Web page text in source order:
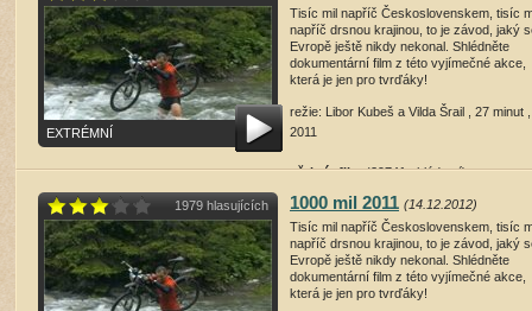
EXTRÉMNÍ
Tisíc mil napříč Československem, tisíc
napříč drsnou krajinou, to je závod, jaký
Evropě ještě nikdy nekonal. Shlédněte
dokumentární film z této vyjímečné akce,
která je jen pro tvrďáky!
režie: Libor Kubeš a Vilda Šrail , 27 minut ,
2011
přehrát film (29741 shlédnutí)
1979 hlasujících 1000 mil 2011 (14.12.2012)
Tisíc mil napříč Československem, tisíc
napříč drsnou krajinou, to je závod, jaký
Evropě ještě nikdy nekonal. Shlédněte
dokumentární film z této vyjímečné akce,
která je jen pro tvrďáky!